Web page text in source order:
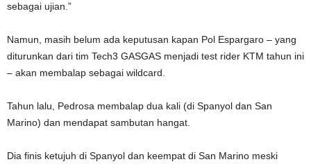
sebagai ujian.”
Namun, masih belum ada keputusan kapan Pol Espargaro – yang
diturunkan dari tim Tech3 GASGAS menjadi test rider KTM tahun ini
– akan membalap sebagai wildcard.
Tahun lalu, Pedrosa membalap dua kali (di Spanyol dan San
Marino) dan mendapat sambutan hangat.
Dia finis ketujuh di Spanyol dan keempat di San Marino meski